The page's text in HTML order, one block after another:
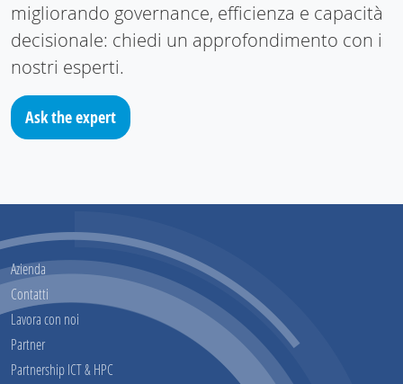
migliorando governance, efficienza e capacità
decisionale: chiedi un approfondimento con i
nostri esperti.
Ask the expert
Azienda
Contatti
Lavora con noi
Partner
Partnership ICT & HPC